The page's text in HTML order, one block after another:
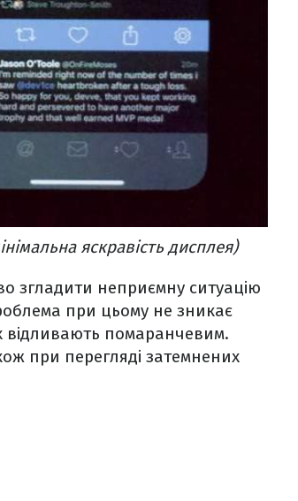
яскравість дисплея)
згладити неприємну ситуацію
при цьому не зникає
відливають помаранчевим.
при перегляді затемнених